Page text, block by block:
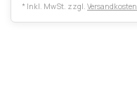
* Inkl. MwSt. zzgl. Versandkosten